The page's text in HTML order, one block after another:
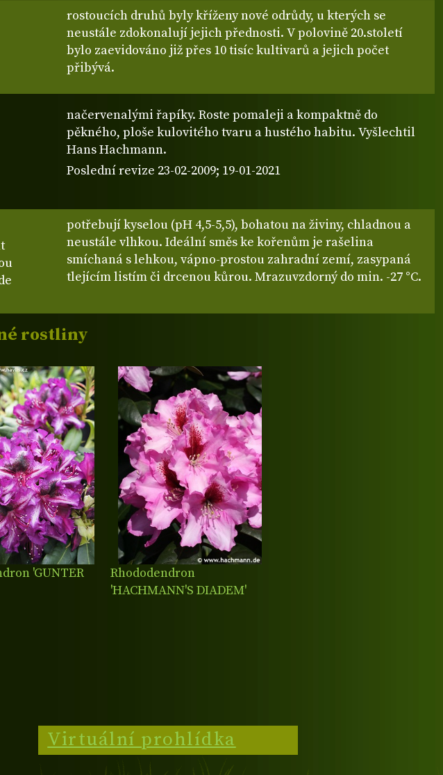
rostoucích druhů byly kříženy nové odrůdy, u kterých se
neustále zdokonalují jejich přednosti. V polovině 20.století
bylo zaevidováno již přes 10 tisíc kultivarů a jejich počet
přibývá.
načervenalými řapíky. Roste pomaleji a kompaktně do
pěkného, ploše kulovitého tvaru a hustého habitu. Vyšlechtil
Hans Hachmann.
Poslední revize 23-02-2009; 19-01-2021
potřebují kyselou (pH 4,5-5,5), bohatou na živiny, chladnou a
neustále vlhkou. Ideální směs ke kořenům je rašelina
smíchaná s lehkou, vápno-prostou zahradní zemí, zasypaná
tlejícím listím či drcenou kůrou. Mrazuvzdorný do min. -27 °C.
rostliny
'GUNTER
Rhododendron
'HACHMANN'S DIADEM'
Virtuální prohlídka